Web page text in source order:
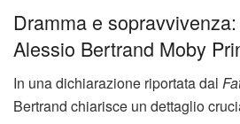
Dramma e
Alessio Bertrand Moby
In una dichiarazione riportata dal
Bertrand chiarisce un dettaglio